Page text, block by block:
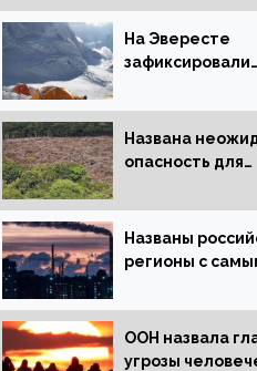
На Эвересте
зафиксировали
таяние льда
Названа
опасность для
планеты
Названы
регионы с
ООН назвала
угрозы